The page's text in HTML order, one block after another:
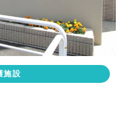
施設